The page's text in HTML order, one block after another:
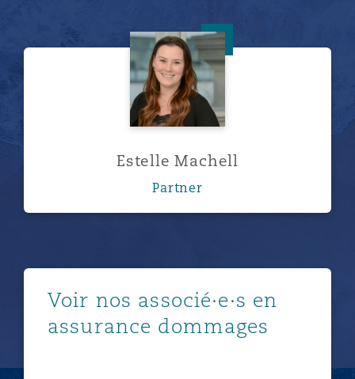
Estelle Machell
Estelle Machell
Partner
Voir nos associé·e·s en
assurance dommages